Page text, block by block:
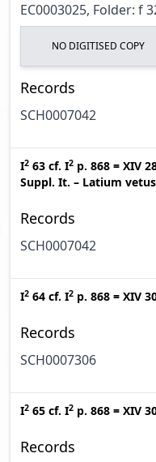
EC0003025, Folder: f
NO DIGITISED COPY
Records
SCH0007042
I2 63 cf. I2 p. 868 = XIV
Suppl. It. – Latium
Records
SCH0007042
I2 64 cf. I2 p. 868 = XIV
Records
SCH0007306
I2 65 cf. I2 p. 868 = XIV
Records